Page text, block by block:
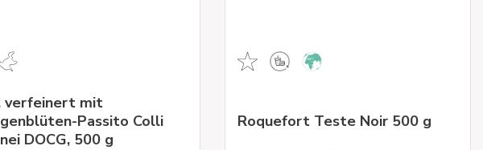
verfeinert mit
Passito Colli
DOCG, 500 g
Roquefort Teste Noir 500 g